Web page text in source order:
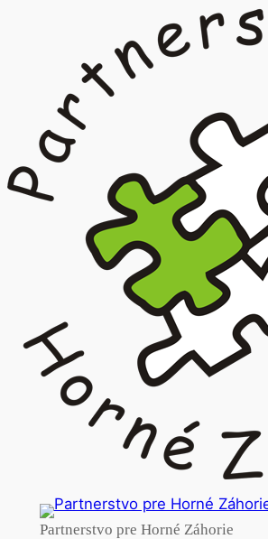
Partnerstvo pre Horné Záhorie